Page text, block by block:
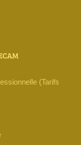
(Tarifs